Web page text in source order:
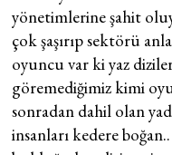
yönetimlerine şahit
çok şaşırıp sektörü
oyuncu var ki yaz
göremediğimiz kimi
sonradan dahil olan
insanları kedere